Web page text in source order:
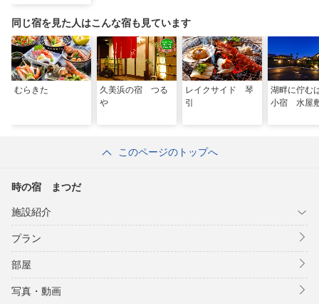
同じ宿を見た人はこんな宿も見ています
むらきた
久美浜の宿 つる
や
レイクサイド 琴
引
湖畔に佇む
小宿 水屋
このページのトップへ
時の宿 まつだ
施設紹介
プラン
部屋
写真・動画